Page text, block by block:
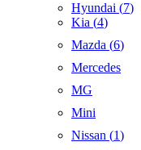
Hyundai (7)
Kia (4)
Mazda (6)
Mercedes
MG
Mini
Nissan (1)